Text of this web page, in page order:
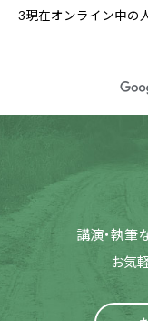
3現在オンライン中の
講演・執筆
お気